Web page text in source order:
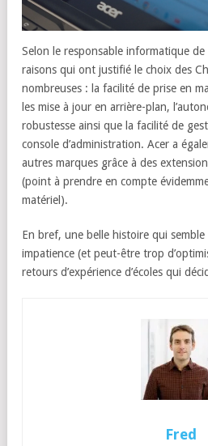
Selon le responsable informatique de
raisons qui ont justifié le choix des
nombreuses : la facilité de prise en
les mise à jour en arrière-plan,
robustesse ainsi que la facilité de
console d’administration. Acer a
autres marques grâce à des
(point à prendre en compte
matériel).
En bref, une belle histoire qui semble
impatience (et peut-être trop
retours d’expérience d’écoles qui
Fred